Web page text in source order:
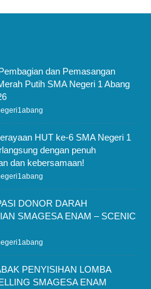
dan Pemasangan
Putih SMA Negeri 1 Abang
HUT ke-6 SMA Negeri 1
dengan penuh
dan kebersamaan!
DONOR DARAH
SMAGESA ENAM – SCENIC
PENYISIHAN LOMBA
SMAGESA ENAM